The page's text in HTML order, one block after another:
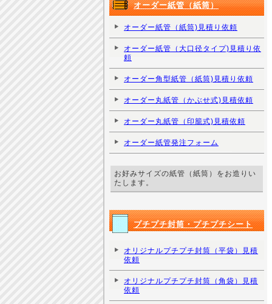
オーダー紙管（紙筒）
オーダー紙管（紙筒)見積り依頼
オーダー紙管（大口径タイプ)見積り依
頼
オーダー角型紙管（紙筒)見積り依頼
オーダー丸紙管（かぶせ式)見積依頼
オーダー丸紙管（印籠式)見積依頼
オーダー紙管発注フォーム
お好みサイズの紙管（紙筒）をお造りい
たします。
プチプチ封筒・プチプチシート
オリジナルプチプチ封筒（平袋）見積
依頼
オリジナルプチプチ封筒（角袋）見積
依頼